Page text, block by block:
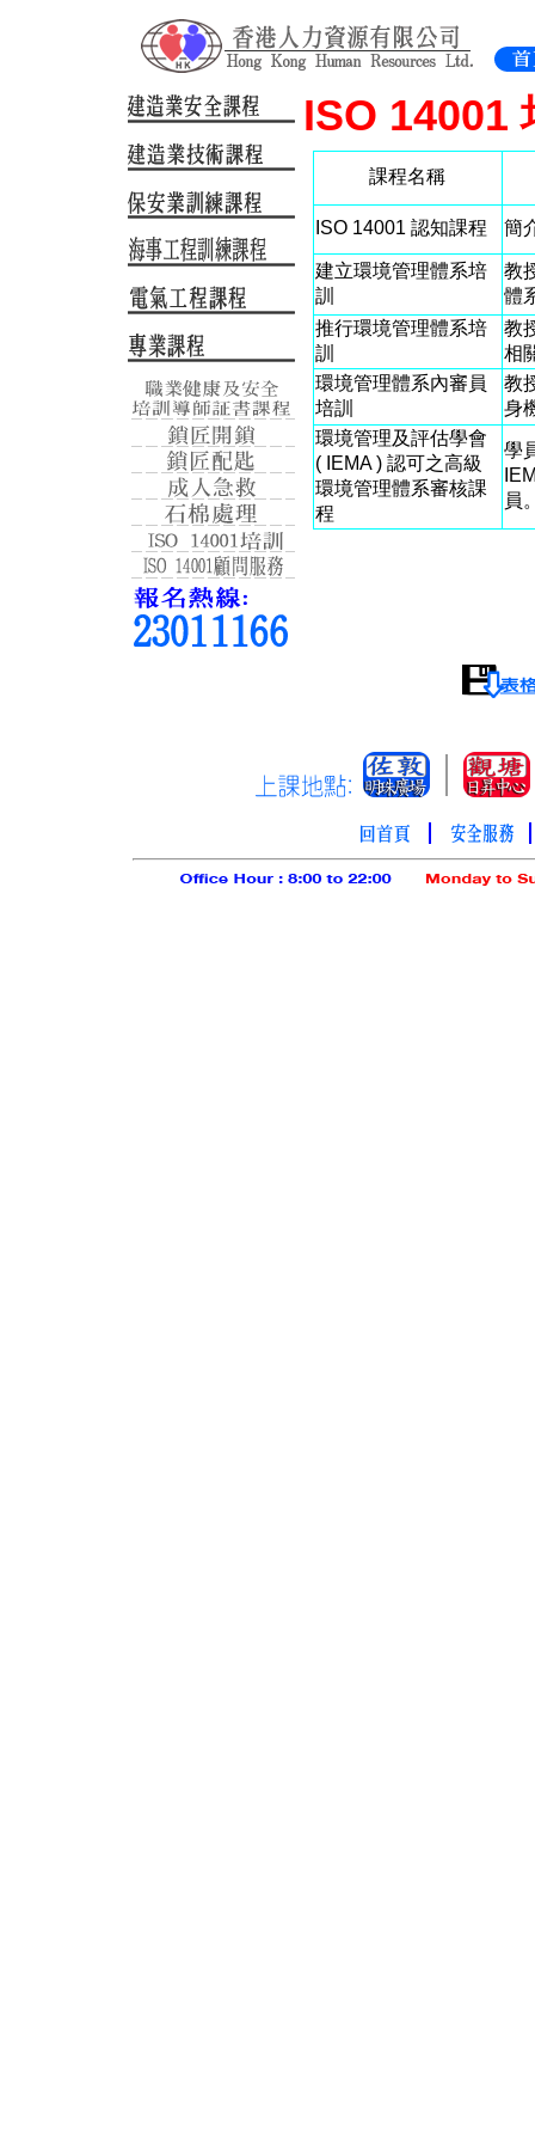
ISO 14001
課程名稱
ISO 14001 認知課程 簡
建立環境管理體系培
訓
教
體
推行環境管理體系培
訓
教
相
環境管理體系內審員
培訓
教
身
環境管理及評估學會
( IEMA ) 認可之高級
環境管理體系審核課
程
學
員